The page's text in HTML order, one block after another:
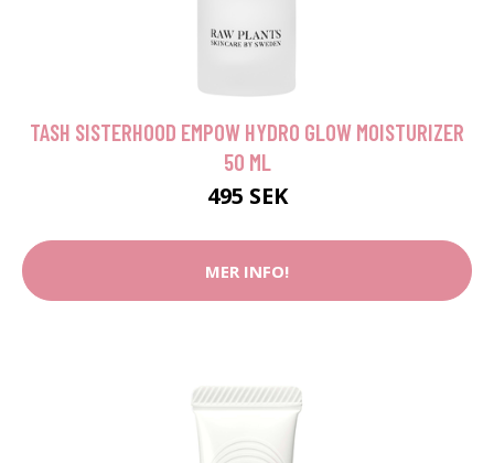
TASH SISTERHOOD EMPOW HYDRO GLOW MOISTURIZER
50 ML
495 SEK
MER INFO!